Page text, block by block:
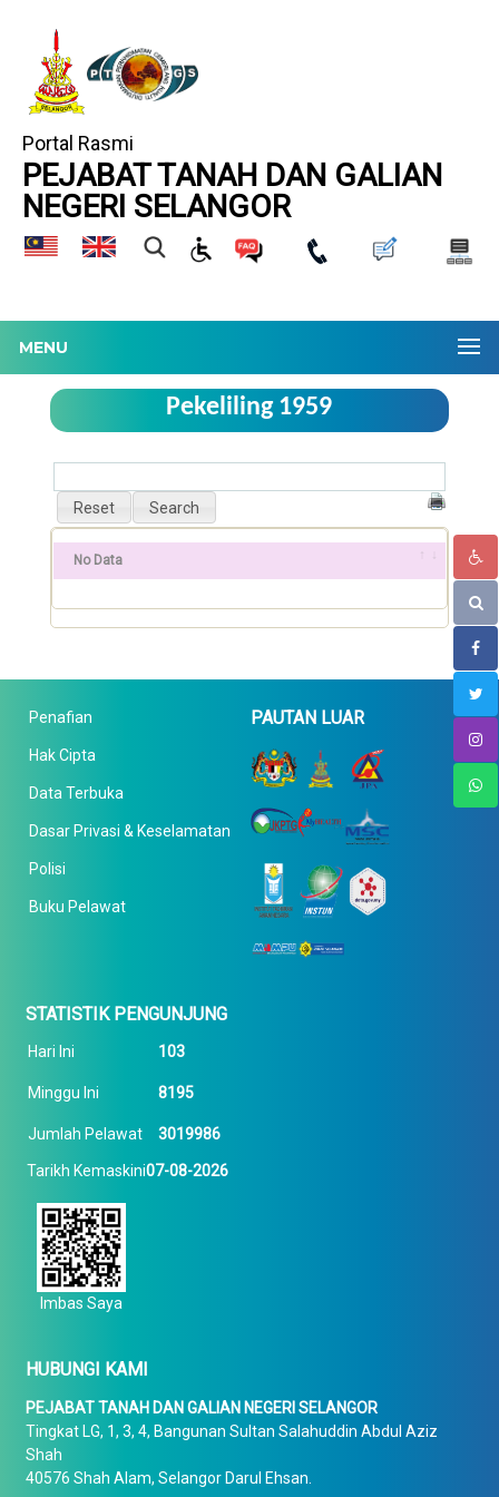
Portal Rasmi
PEJABAT TANAH DAN GALIAN
NEGERI SELANGOR
MENU
Pekeliling 1959
No Data
Penafian
Hak Cipta
Data Terbuka
Dasar Privasi & Keselamatan
Polisi
Buku Pelawat
PAUTAN LUAR
STATISTIK PENGUNJUNG
Hari Ini 103
Minggu Ini 8195
Jumlah Pelawat 3019986
Tarikh Kemaskini07-08-2026
Imbas Saya
HUBUNGI KAMI
PEJABAT TANAH DAN GALIAN NEGERI SELANGOR
Tingkat LG, 1, 3, 4, Bangunan Sultan Salahuddin Abdul Aziz
Shah
40576 Shah Alam, Selangor Darul Ehsan.